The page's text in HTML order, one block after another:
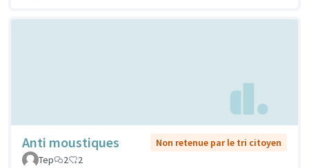
Anti moustiques
Non retenue par le tri citoyen
Tep
2 2